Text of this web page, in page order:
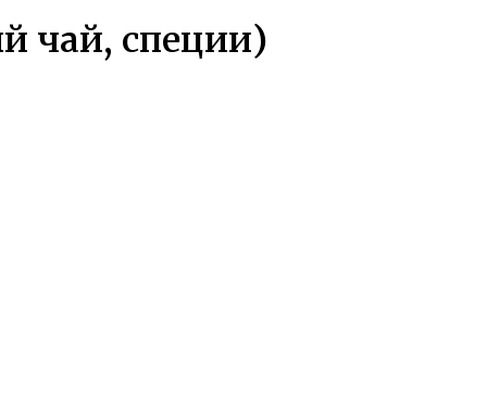
чай, специи)